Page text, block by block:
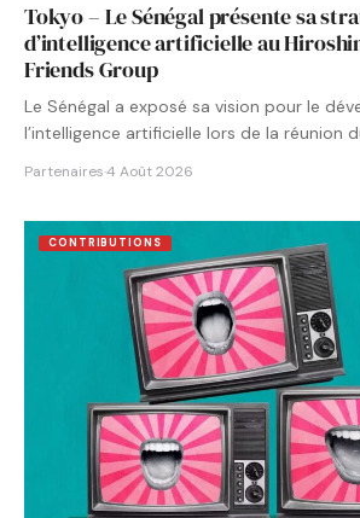
Tokyo – Le Sénégal présente sa
d’intelligence artificielle au
Friends Group
Le Sénégal a exposé sa vision pour le
l’intelligence artificielle lors de la réunion
Partenaires·4 Août 2026
CONTRIBUTIONS